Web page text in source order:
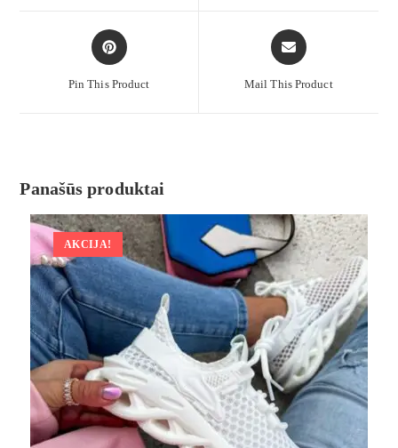
Pin This Product Mail This Product
Panašūs produktai
AKCIJA!